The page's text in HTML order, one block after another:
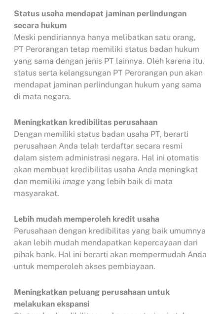
Status usaha mendapat jaminan perlindungan
secara hukum
Meski pendiriannya hanya melibatkan satu orang,
PT Perorangan tetap memiliki status badan hukum
yang sama dengan jenis PT lainnya. Oleh karena itu,
status serta kelangsungan PT Perorangan pun akan
mendapat jaminan perlindungan hukum yang sama
di mata negara.
Meningkatkan kredibilitas perusahaan
Dengan memiliki status badan usaha PT, berarti
perusahaan Anda telah terdaftar secara resmi
dalam sistem administrasi negara. Hal ini otomatis
akan membuat kredibilitas usaha Anda meningkat
dan memiliki image yang lebih baik di mata
masyarakat.
Lebih mudah memperoleh kredit usaha
Perusahaan dengan kredibilitas yang baik umumnya
akan lebih mudah mendapatkan kepercayaan dari
pihak bank. Hal ini berarti akan mempermudah Anda
untuk memperoleh akses pembiayaan.
Meningkatkan peluang perusahaan untuk
melakukan ekspansi